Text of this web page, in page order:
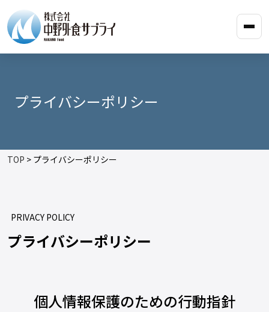
プライバシーポリシー
TOP > プライバシーポリシー
PRIVACY POLICY
プライバシーポリシー
個人情報保護のための行動指針